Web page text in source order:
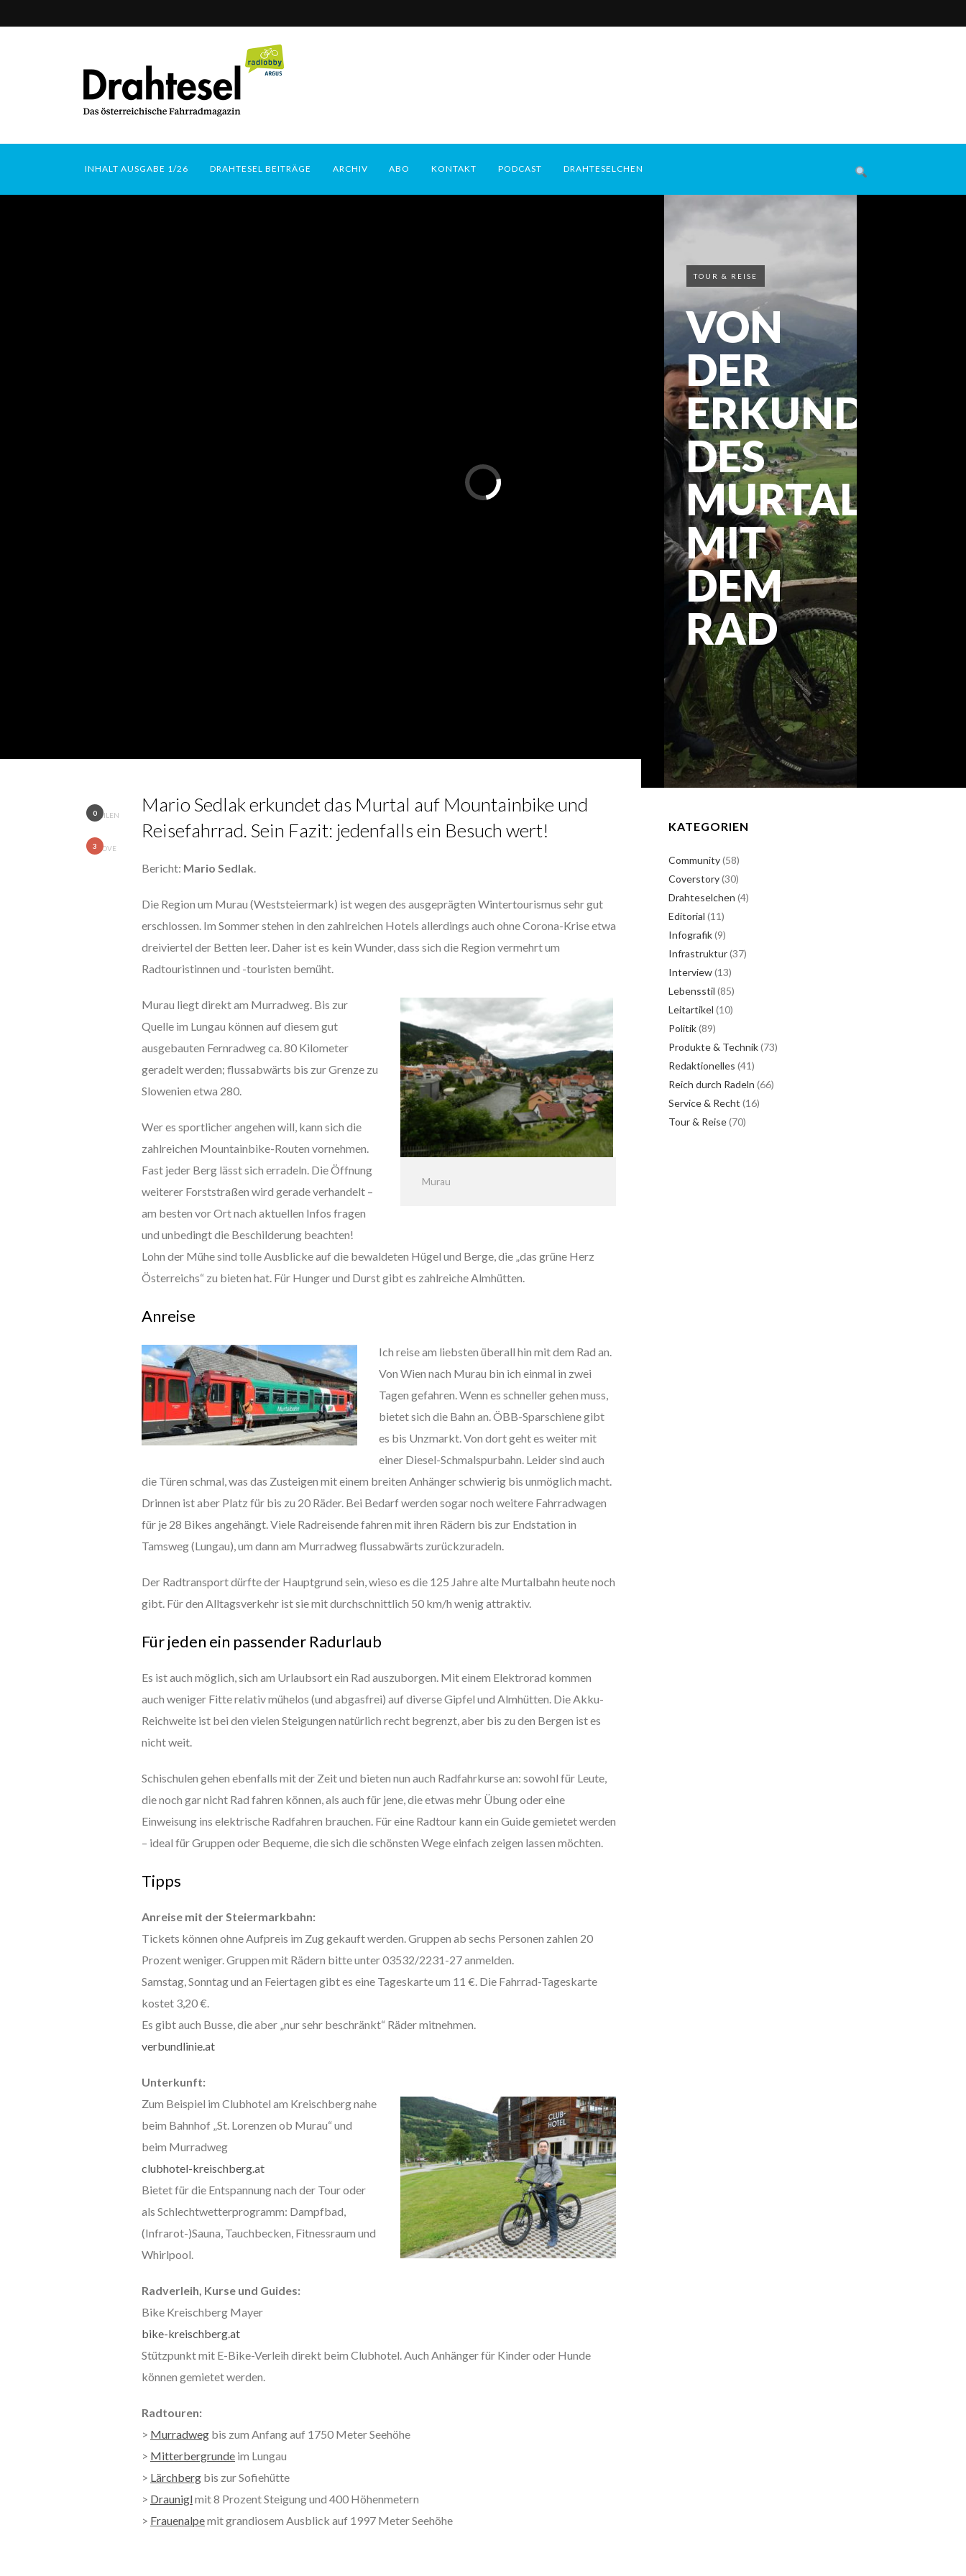
INHALT AUSGABE 1/26 DRAHTESEL BEITRÄGE ARCHIV ABO KONTAKT PODCAST DRAHTESELCHEN
TOUR & REISE
VON
DER
ERKUNDUNG
DES
MURTALES
MIT
DEM
RAD
0TEILEN
3 LOVE
Mario Sedlak erkundet das Murtal auf Mountainbike und
Reisefahrrad. Sein Fazit: jedenfalls ein Besuch wert!
Bericht: Mario Sedlak.
Die Region um Murau (Weststeiermark) ist wegen des ausgeprägten Wintertourismus sehr gut
erschlossen. Im Sommer stehen in den zahlreichen Hotels allerdings auch ohne Corona-Krise etwa
dreiviertel der Betten leer. Daher ist es kein Wunder, dass sich die Region vermehrt um
Radtouristinnen und -touristen bemüht.
Murau
Murau liegt direkt am Murradweg. Bis zur
Quelle im Lungau können auf diesem gut
ausgebauten Fernradweg ca. 80 Kilometer
geradelt werden; flussabwärts bis zur Grenze zu
Slowenien etwa 280.
Wer es sportlicher angehen will, kann sich die
zahlreichen Mountainbike-Routen vornehmen.
Fast jeder Berg lässt sich erradeln. Die Öffnung
weiterer Forststraßen wird gerade verhandelt –
am besten vor Ort nach aktuellen Infos fragen
und unbedingt die Beschilderung beachten!
Lohn der Mühe sind tolle Ausblicke auf die bewaldeten Hügel und Berge, die „das grüne Herz
Österreichs“ zu bieten hat. Für Hunger und Durst gibt es zahlreiche Almhütten.
Anreise
Ich reise am liebsten überall hin mit dem Rad an.
Von Wien nach Murau bin ich einmal in zwei
Tagen gefahren. Wenn es schneller gehen muss,
bietet sich die Bahn an. ÖBB-Sparschiene gibt
es bis Unzmarkt. Von dort geht es weiter mit
einer Diesel-Schmalspurbahn. Leider sind auch
die Türen schmal, was das Zusteigen mit einem breiten Anhänger schwierig bis unmöglich macht.
Drinnen ist aber Platz für bis zu 20 Räder. Bei Bedarf werden sogar noch weitere Fahrradwagen
für je 28 Bikes angehängt. Viele Radreisende fahren mit ihren Rädern bis zur Endstation in
Tamsweg (Lungau), um dann am Murradweg flussabwärts zurückzuradeln.
Der Radtransport dürfte der Hauptgrund sein, wieso es die 125 Jahre alte Murtalbahn heute noch
gibt. Für den Alltagsverkehr ist sie mit durchschnittlich 50 km/h wenig attraktiv.
Für jeden ein passender Radurlaub
Es ist auch möglich, sich am Urlaubsort ein Rad auszuborgen. Mit einem Elektrorad kommen
auch weniger Fitte relativ mühelos (und abgasfrei) auf diverse Gipfel und Almhütten. Die Akku-
Reichweite ist bei den vielen Steigungen natürlich recht begrenzt, aber bis zu den Bergen ist es
nicht weit.
Schischulen gehen ebenfalls mit der Zeit und bieten nun auch Radfahrkurse an: sowohl für Leute,
die noch gar nicht Rad fahren können, als auch für jene, die etwas mehr Übung oder eine
Einweisung ins elektrische Radfahren brauchen. Für eine Radtour kann ein Guide gemietet werden
– ideal für Gruppen oder Bequeme, die sich die schönsten Wege einfach zeigen lassen möchten.
Tipps
Anreise mit der Steiermarkbahn:
Tickets können ohne Aufpreis im Zug gekauft werden. Gruppen ab sechs Personen zahlen 20
Prozent weniger. Gruppen mit Rädern bitte unter 03532/2231-27 anmelden.
Samstag, Sonntag und an Feiertagen gibt es eine Tageskarte um 11 €. Die Fahrrad-Tageskarte
kostet 3,20 €.
Es gibt auch Busse, die aber „nur sehr beschränkt“ Räder mitnehmen.
verbundlinie.at
Unterkunft:
Zum Beispiel im Clubhotel am Kreischberg nahe
beim Bahnhof „St. Lorenzen ob Murau“ und
beim Murradweg
clubhotel-kreischberg.at
Bietet für die Entspannung nach der Tour oder
als Schlechtwetterprogramm: Dampfbad,
(Infrarot-)Sauna, Tauchbecken, Fitnessraum und
Whirlpool.
Radverleih, Kurse und Guides:
Bike Kreischberg Mayer
bike-kreischberg.at
Stützpunkt mit E-Bike-Verleih direkt beim Clubhotel. Auch Anhänger für Kinder oder Hunde
können gemietet werden.
Radtouren:
> Murradweg bis zum Anfang auf 1750 Meter Seehöhe
> Mitterbergrunde im Lungau
> Lärchberg bis zur Sofiehütte
> Drauniglmit 8 Prozent Steigung und 400 Höhenmetern
> Frauenalpemit grandiosem Ausblick auf 1997 Meter Seehöhe
KATEGORIEN
Community(58)
Coverstory(30)
Drahteselchen (4)
Editorial (11)
Infografik(9)
Infrastruktur(37)
Interview(13)
Lebensstil (85)
Leitartikel (10)
Politik(89)
Produkte & Technik(73)
Redaktionelles (41)
Reich durch Radeln (66)
Service & Recht (16)
Tour & Reise(70)